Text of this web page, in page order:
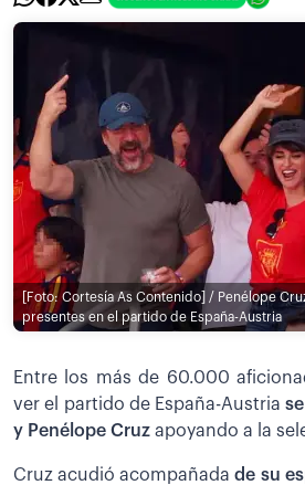
[Foto: Cortesía As Contenido] / Penélope
presentes en el partido de España-Austria
Entre los más de 60.000
ver el partido de España-Austria
y Penélope Cruz apoyando a la
Cruz acudió acompañada de su